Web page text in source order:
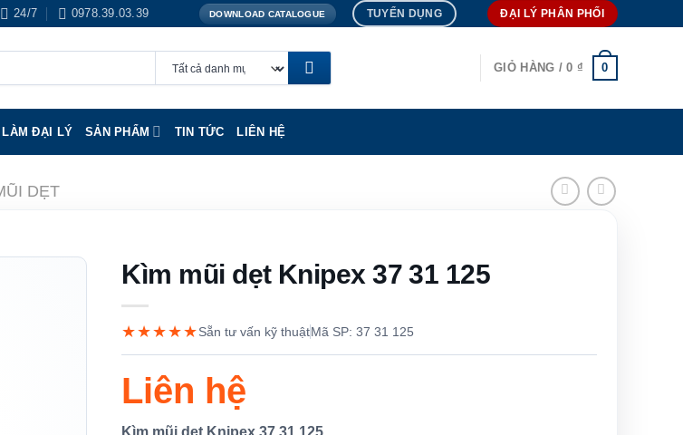
24/7 0978.39.03.39 DOWNLOAD CATALOGUE TUYỂN DỤNG ĐẠI LÝ PHÂN PHỐI
GIỎ HÀNG /0 ₫ 0
ĐẠI LÝ SẢN PHẨM TIN TỨC LIÊN HỆ
DẸT
Kìm mũi dẹt Knipex 37 31 125
★★★★★Sẵn tư vấn kỹ thuậtMã SP: 37 31 125
Liên hệ
Kìm mũi dẹt Knipex 37 31 125